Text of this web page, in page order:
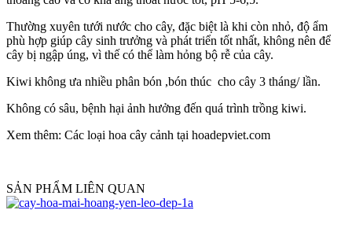
Thường xuyên tưới nước cho cây, đặc biệt là khi còn nhỏ, độ ẩm
phù hợp giúp cây sinh trưởng và phát triển tốt nhất, không nên để
cây bị ngập úng, vì thế có thể làm hỏng bộ rễ của cây.
Kiwi không ưa nhiều phân bón ,bón thúc cho cây 3 tháng/ lần.
Không có sâu, bệnh hại ảnh hưởng đến quá trình trồng kiwi.
Xem thêm: Các loại hoa cây cảnh tại hoadepviet.com
SẢN PHẨM LIÊN QUAN